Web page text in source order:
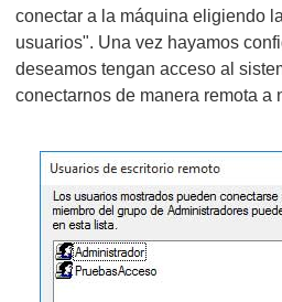
conectar a la máquina eligiendo
usuarios". Una vez hayamos
deseamos tengan acceso al
conectarnos de manera remota a